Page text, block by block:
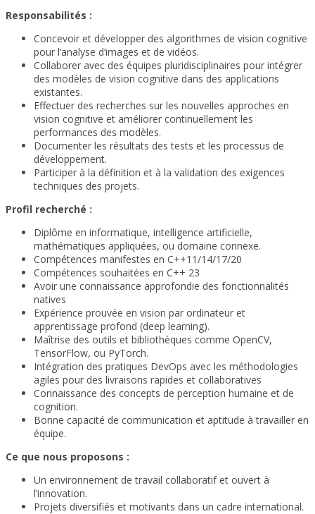
Responsabilités :
Concevoir et développer des algorithmes de vision cognitive
pour l’analyse d’images et de vidéos.
Collaborer avec des équipes pluridisciplinaires pour intégrer
des modèles de vision cognitive dans des applications
existantes.
Effectuer des recherches sur les nouvelles approches en
vision cognitive et améliorer continuellement les
performances des modèles.
Documenter les résultats des tests et les processus de
développement.
Participer à la définition et à la validation des exigences
techniques des projets.
Profil recherché :
Diplôme en informatique, intelligence artificielle,
mathématiques appliquées, ou domaine connexe.
Compétences manifestes en C++11/14/17/20
Compétences souhaitées en C++ 23
Avoir une connaissance approfondie des fonctionnalités
natives
Expérience prouvée en vision par ordinateur et
apprentissage profond (deep learning).
Maîtrise des outils et bibliothèques comme OpenCV,
TensorFlow, ou PyTorch.
Intégration des pratiques DevOps avec les méthodologies
agiles pour des livraisons rapides et collaboratives
Connaissance des concepts de perception humaine et de
cognition.
Bonne capacité de communication et aptitude à travailler en
équipe.
Ce que nous proposons :
Un environnement de travail collaboratif et ouvert à
l’innovation.
Projets diversifiés et motivants dans un cadre international.